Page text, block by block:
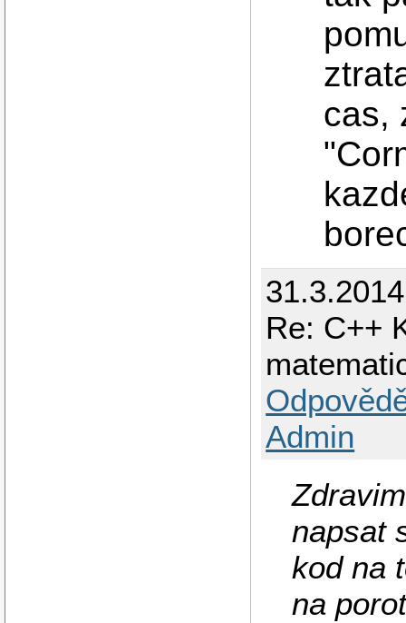
cas,
Re: C++
Admin
napsat
kod na
na